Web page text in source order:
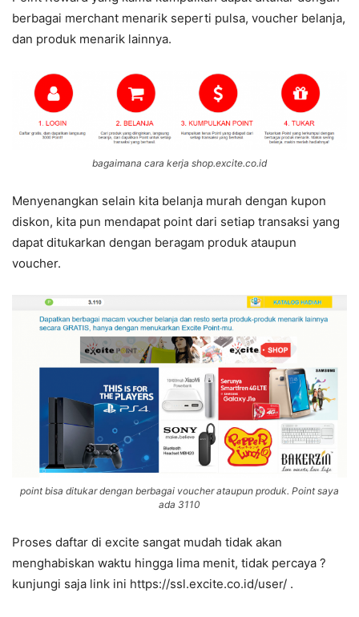
berbagai merchant menarik seperti pulsa, voucher belanja,
dan produk menarik lainnya.
bagaimana cara kerja shop.excite.co.id
Menyenangkan selain kita belanja murah dengan kupon
diskon, kita pun mendapat point dari setiap transaksi yang
dapat ditukarkan dengan beragam produk ataupun
voucher.
point bisa ditukar dengan berbagai voucher ataupun produk. Point saya
ada 3110
Proses daftar di excite sangat mudah tidak akan
menghabiskan waktu hingga lima menit, tidak percaya ?
kunjungi saja link ini https://ssl.excite.co.id/user/ .